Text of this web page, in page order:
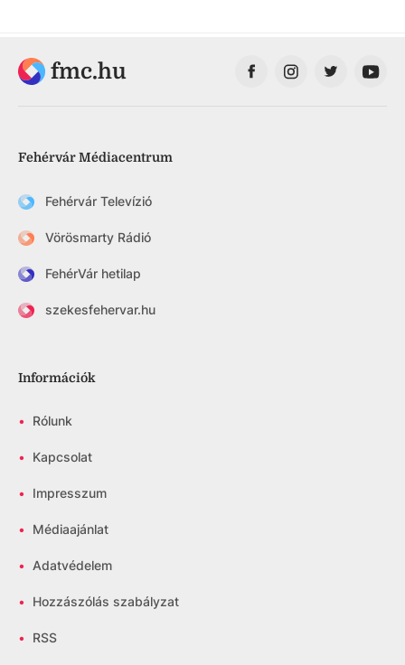
fmc.hu
Fehérvár Médiacentrum
Fehérvár Televízió
Vörösmarty Rádió
FehérVár hetilap
szekesfehervar.hu
Információk
• Rólunk
• Kapcsolat
• Impresszum
• Médiaajánlat
• Adatvédelem
• Hozzászólás szabályzat
• RSS